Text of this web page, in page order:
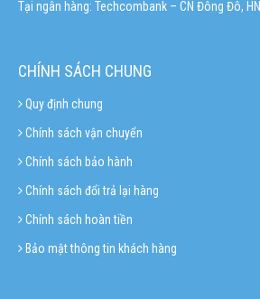
Tại ngân hàng: Techcombank – CN Đông Đô, HN
CHÍNH SÁCH CHUNG
Quy định chung
Chính sách vận chuyển
Chính sách bảo hành
Chính sách đổi trả lại hàng
Chính sách hoàn tiền
Bảo mật thông tin khách hàng